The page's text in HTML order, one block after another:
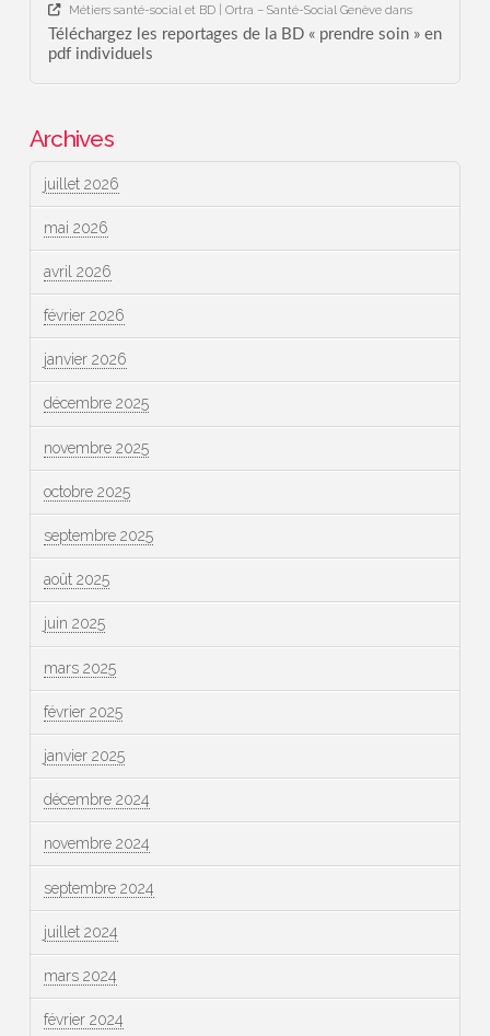
Métiers santé-social et BD | Ortra – Santé-Social Genèvedans
Téléchargez les reportages de la BD « prendre soin » en
pdf individuels
Archives
juillet 2026
mai 2026
avril 2026
février 2026
janvier 2026
décembre 2025
novembre 2025
octobre 2025
septembre 2025
août 2025
juin 2025
mars 2025
février 2025
janvier 2025
décembre 2024
novembre 2024
septembre 2024
juillet 2024
mars 2024
février 2024